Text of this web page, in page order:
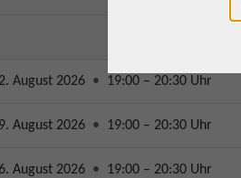
August 2026 • 19:00 – 20:30 Uhr
August 2026 • 19:00 – 20:30 Uhr
August 2026 • 19:00 – 20:30 Uhr